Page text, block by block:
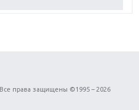
4: вершина эволюции
Все права защищены ©1995 – 2026